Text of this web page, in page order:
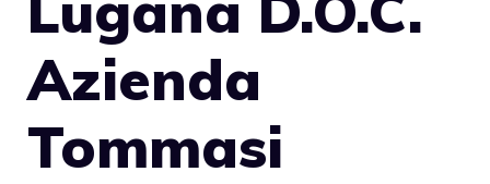
Azienda
Tommasi